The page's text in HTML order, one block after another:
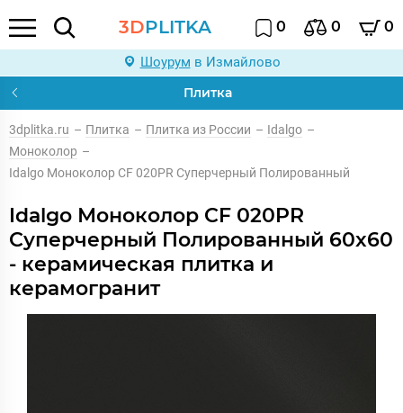
3DPLITKA 0 0 0
Шоурум в Измайлово
Плитка
3dplitka.ru – Плитка – Плитка из России – Idalgo –
Моноколор –
Idalgo Моноколор CF 020PR Суперчерный Полированный
Idalgo Моноколор CF 020PR
Суперчерный Полированный 60x60
- керамическая плитка и
керамогранит